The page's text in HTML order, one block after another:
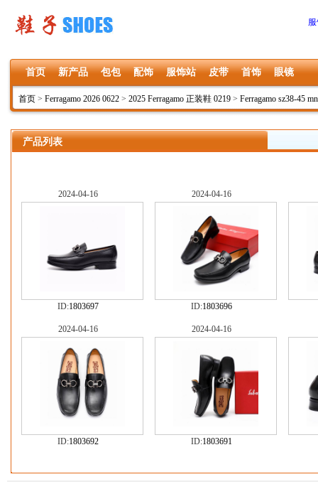
首页 新产品 包包 配饰 服饰站 皮带 首饰 眼镜
首页 > Ferragamo 2026 0622 > 2025 Ferragamo 正装鞋 0219 > Ferragamo sz38-45
产品列表
2024-04-16
ID:1803697
2024-04-16
ID:1803696
2024-04-16
ID:1803692
2024-04-16
ID:1803691